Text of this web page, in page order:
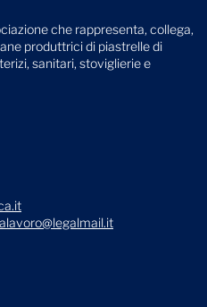
che rappresenta, collega,
produttrici di piastrelle di
sanitari, stoviglierie e